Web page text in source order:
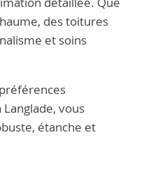
des toitures
et soins
vous
étanche et